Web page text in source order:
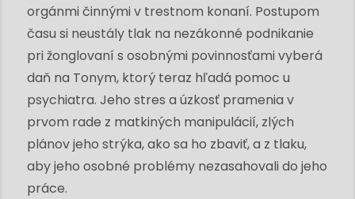
orgánmi činnými v trestnom konaní. Postupom
času si neustály tlak na nezákonné podnikanie
pri žonglovaní s osobnými povinnosťami vyberá
daň na Tonym, ktorý teraz hľadá pomoc u
psychiatra. Jeho stres a úzkosť pramenia v
prvom rade z matkiných manipulácií, zlých
plánov jeho strýka, ako sa ho zbaviť, a z tlaku,
aby jeho osobné problémy nezasahovali do jeho
práce.